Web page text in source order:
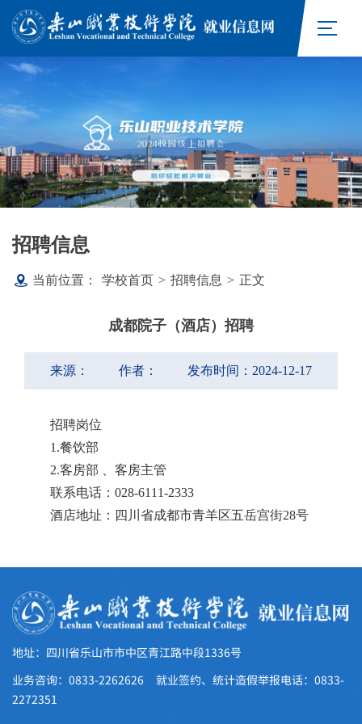
招聘信息
当前位置： 学校首页 > 招聘信息 > 正文
成都院子（酒店）招聘
来源： 作者： 发布时间：2024-12-17
招聘岗位
1.餐饮部
2.客房部 、客房主管
联系电话：028-6111-2333
酒店地址：四川省成都市青羊区五岳宫街28号
地址：四川省乐山市市中区青江路中段1336号
业务咨询：0833-2262626 就业签约、统计造假举报电话：0833-
2272351